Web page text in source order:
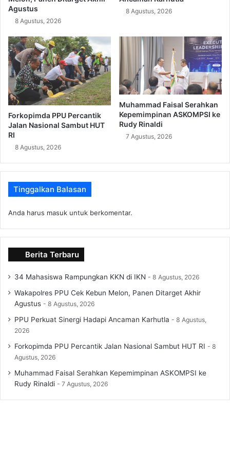
Agustus
8 Agustus, 2026
8 Agustus, 2026
Forkopimda PPU Percantik
Jalan Nasional Sambut HUT
RI
8 Agustus, 2026
Muhammad Faisal Serahkan
Kepemimpinan ASKOMPSI ke
Rudy Rinaldi
7 Agustus, 2026
Tinggalkan Balasan
Anda harus masuk untuk berkomentar.
Berita Terbaru
34 Mahasiswa Rampungkan KKN di IKN 8 Agustus, 2026
Wakapolres PPU Cek Kebun Melon, Panen Ditarget Akhir
Agustus
8 Agustus, 2026
PPU Perkuat Sinergi Hadapi Ancaman Karhutla
8 Agustus,
2026
Forkopimda PPU Percantik Jalan Nasional Sambut HUT RI
8
Agustus, 2026
Muhammad Faisal Serahkan Kepemimpinan ASKOMPSI ke
Rudy Rinaldi
7 Agustus, 2026